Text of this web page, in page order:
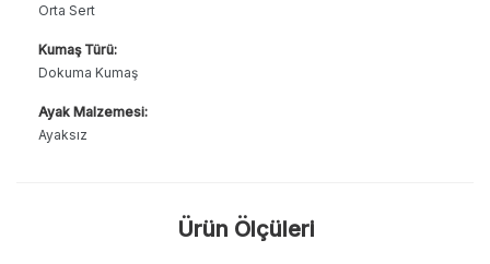
Orta Sert
Kumaş Türü:
Dokuma Kumaş
Ayak Malzemesi:
Ayaksız
Ürün Ölçüleri